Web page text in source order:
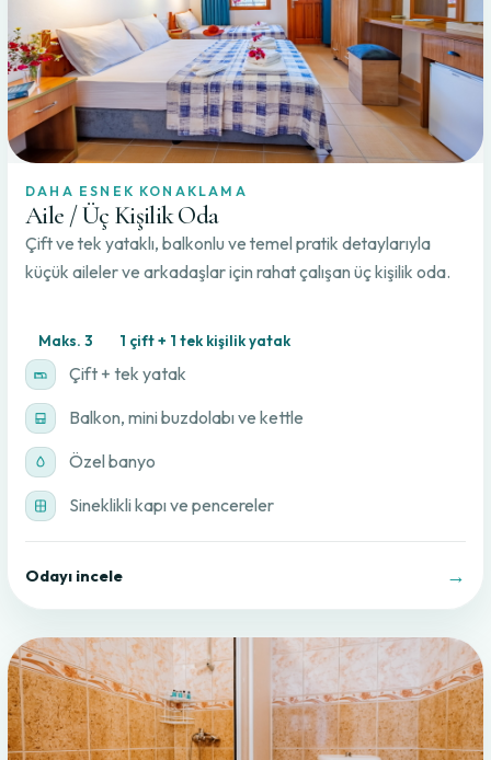
DAHA ESNEK KONAKLAMA
Aile / Üç Kişilik Oda
Çift ve tek yataklı, balkonlu ve temel pratik detaylarıyla
küçük aileler ve arkadaşlar için rahat çalışan üç kişilik oda.
Maks. 3 1 çift + 1 tek kişilik yatak
Çift + tek yatak
Balkon, mini buzdolabı ve kettle
Özel banyo
Sineklikli kapı ve pencereler
Odayı incele →